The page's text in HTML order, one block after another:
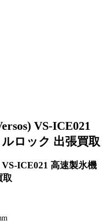
VS-ICE021
ロック 出張買取
VS-ICE021 高速製氷機